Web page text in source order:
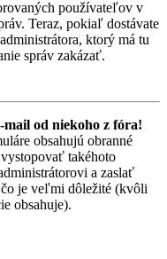
používateľov v
Teraz, pokiaľ dostávate
ktorý má tu
správ zakázať.
mail od niekoho z fóra!
obsahujú obranné
takéhoto
a zaslať
je veľmi dôležité (kvôli
obsahuje).